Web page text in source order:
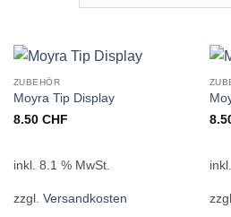
ZUBEHÖR
Moyra Tip Display
8.50 CHF
inkl. 8.1 % MwSt.
zzgl. Versandkosten